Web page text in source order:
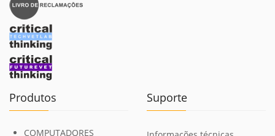
Produtos
COMPUTADORES
Suporte